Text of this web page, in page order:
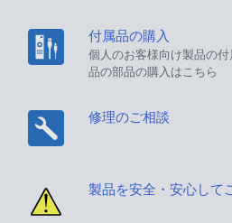
付属品の購入
個人のお客様向け製品の
品の部品の購入はこちら
修理のご相談
製品を安全・安心して